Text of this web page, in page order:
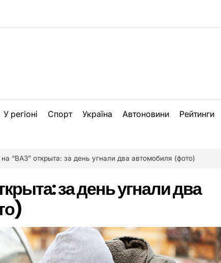
У регіоні Спорт Україна Автоновини Рейтинги
на “ВАЗ” открыта: за день угнали два автомобиля (фото)
за день угнали два